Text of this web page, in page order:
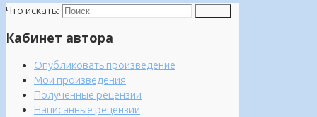
Что искать:
Кабинет автора
Опубликовать произведение
Мои произведения
Полученные рецензии
Написанные рецензии